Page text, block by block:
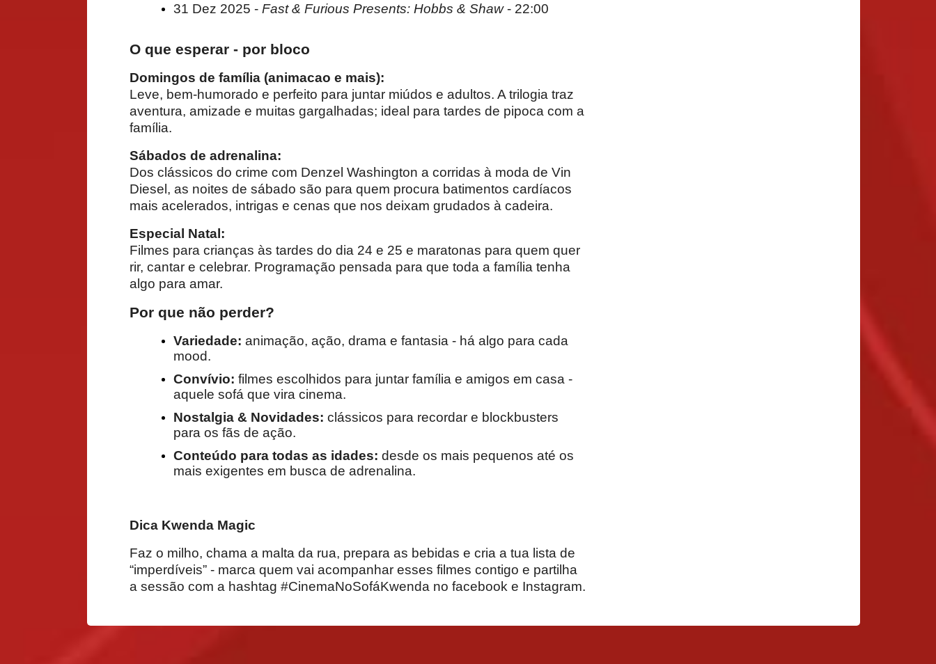
31 Dez 2025 - Fast & Furious Presents: Hobbs & Shaw- 22:00
O que esperar - por bloco
Domingos de família (animacao e mais):
Leve, bem-humorado e perfeito para juntar miúdos e adultos. A trilogia traz
aventura, amizade e muitas gargalhadas; ideal para tardes de pipoca com a
família.
Sábados de adrenalina:
Dos clássicos do crime com Denzel Washington a corridas à moda de Vin
Diesel, as noites de sábado são para quem procura batimentos cardíacos
mais acelerados, intrigas e cenas que nos deixam grudados à cadeira.
Especial Natal:
Filmes para crianças às tardes do dia 24 e 25 e maratonas para quem quer
rir, cantar e celebrar. Programação pensada para que toda a família tenha
algo para amar.
Por que não perder?
Variedade: animação, ação, drama e fantasia - há algo para cada
mood.
Convívio: filmes escolhidos para juntar família e amigos em casa -
aquele sofá que vira cinema.
Nostalgia & Novidades: clássicos para recordar e blockbusters
para os fãs de ação.
Conteúdo para todas as idades: desde os mais pequenos até os
mais exigentes em busca de adrenalina.
Dica Kwenda Magic
Faz o milho, chama a malta da rua, prepara as bebidas e cria a tua lista de
“imperdíveis” - marca quem vai acompanhar esses filmes contigo e partilha
a sessão com a hashtag #CinemaNoSofáKwenda no facebook e Instagram.